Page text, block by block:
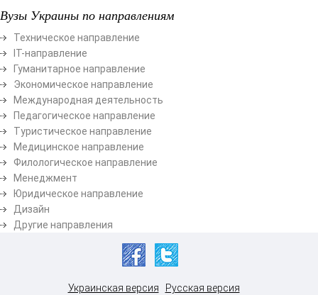
Вузы Украины по направлениям
Техническое направление
ІТ-направление
Гуманитарное направление
Экономическое направление
Международная деятельность
Педагогическое направление
Туристическое направление
Медицинское направление
Филологическое направление
Менеджмент
Юридическое направление
Дизайн
Другие направления
Украинская версия Русская версия